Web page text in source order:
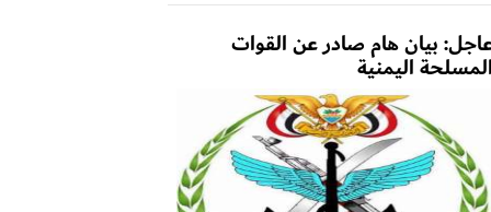
بيان هام صادر عن القوات
المسلحة اليمنية